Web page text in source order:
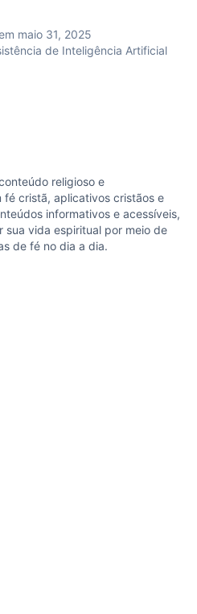
maio 31, 2025
de Inteligência Artificial
religioso e
cristã, aplicativos cristãos e
informativos e acessíveis,
sua vida espiritual por meio de
de fé no dia a dia.